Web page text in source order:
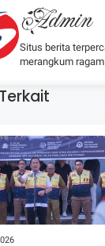
Admin
Situs berita
merangkum